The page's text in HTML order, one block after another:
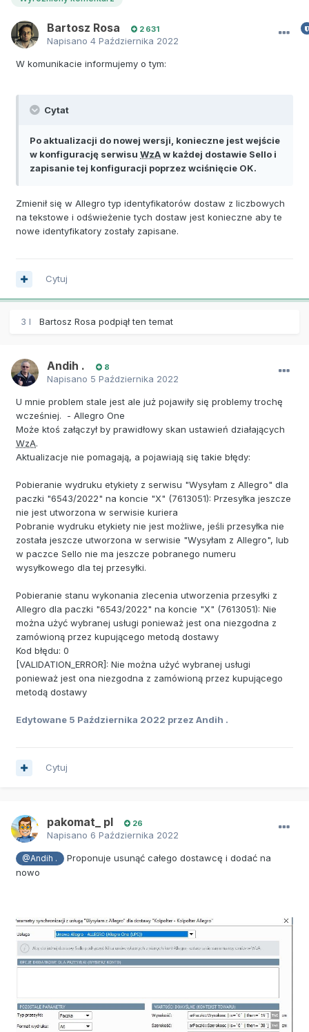
Bartosz Rosa 2 631
Napisano 4 Października 2022
W komunikacie informujemy o tym:
Cytat
Po aktualizacji do nowej wersji, konieczne jest wejście
w konfigurację serwisu WzAw każdej dostawie Sello i
zapisanie tej konfiguracji poprzez wciśnięcie OK.
Zmienił się w Allegro typ identyfikatorów dostaw z liczbowych
na tekstowe i odświeżenie tych dostaw jest konieczne aby te
nowe identyfikatory zostały zapisane.
Cytuj
3 l Bartosz Rosa podpiął ten temat
Andih . 8
Napisano 5 Października 2022
U mnie problem stale jest ale już pojawiły się problemy trochę
wcześniej. - Allegro One
Może ktoś załączył by prawidłowy skan ustawień działających
WzA.
Aktualizacje nie pomagają, a pojawiają się takie błędy:
Pobieranie wydruku etykiety z serwisu "Wysyłam z Allegro" dla
paczki "6543/2022" na koncie "X" (7613051): Przesyłka jeszcze
nie jest utworzona w serwisie kuriera
Pobranie wydruku etykiety nie jest możliwe, jeśli przesyłka nie
została jeszcze utworzona w serwisie "Wysyłam z Allegro", lub
w paczce Sello nie ma jeszcze pobranego numeru
wysyłkowego dla tej przesyłki.
Pobieranie stanu wykonania zlecenia utworzenia przesyłki z
Allegro dla paczki "6543/2022" na koncie "X" (7613051): Nie
można użyć wybranej usługi ponieważ jest ona niezgodna z
zamówioną przez kupującego metodą dostawy
Kod błędu: 0
[VALIDATION_ERROR]: Nie można użyć wybranej usługi
ponieważ jest ona niezgodna z zamówioną przez kupującego
metodą dostawy
Edytowane 5 Października 2022 przez Andih .
Cytuj
pakomat_ pl 26
Napisano 6 Października 2022
@Andih .
Proponuje usunąć całego dostawcę i dodać na
nowo